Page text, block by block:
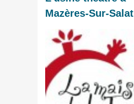
Mazères-Sur-Salat